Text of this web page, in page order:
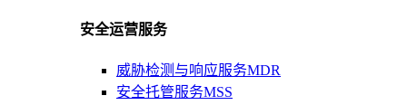
安全运营服务
威胁检测与响应服务MDR
安全托管服务MSS